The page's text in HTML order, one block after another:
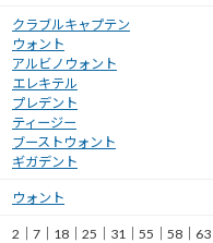
クラブルキャプテン
ウォント
アルビノウォント
エレキテル
プレデント
ティージー
ブーストウォント
ギガデント
ウォント
2｜7｜18｜25｜31｜55｜58｜